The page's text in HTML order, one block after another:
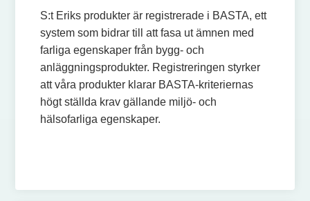
S:t Eriks produkter är registrerade i BASTA, ett
system som bidrar till att fasa ut ämnen med
farliga egenskaper från bygg- och
anläggningsprodukter. Registreringen styrker
att våra produkter klarar BASTA-kriteriernas
högt ställda krav gällande miljö- och
hälsofarliga egenskaper.